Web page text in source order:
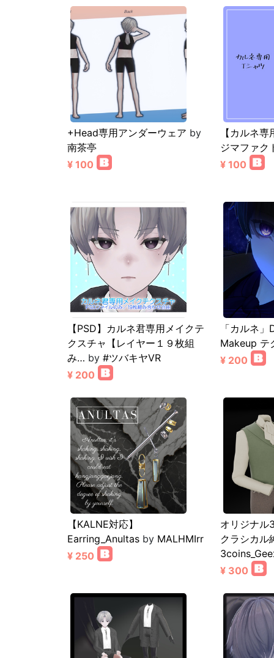
+Head専用アンダーウェア by
南茶亭
¥ 100
【カルネ
ジマファク
¥ 100
【PSD】カルネ君専用メイクテ
クスチャ【レイヤー１９枚組
み… by #ツバキヤVR
¥ 200
「カルネ
Makeup テ
¥ 200
【KALNE対応】
Earring_Anultas by MALHMIrr
¥ 250
オリジナル
クラシカル
¥ 300